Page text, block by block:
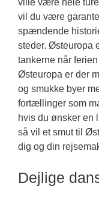
vil du være
spændende
steder. Østeuropa
tankerne når
Østeuropa er der
og smukke byer
fortællinger som
hvis du ønsker en
så vil et smut til
dig og din
Dejlige